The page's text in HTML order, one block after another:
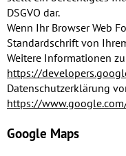
DSGVO dar.
Wenn Ihr Browser Web
Standardschrift von
Weitere Informationen
https://
Datenschutzerklärung
https://
Google Maps